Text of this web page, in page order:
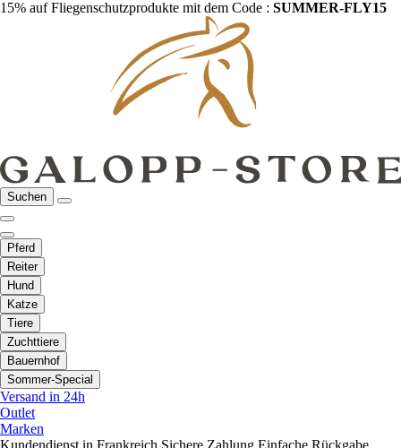
15% auf Fliegenschutzprodukte mit dem Code : SUMMER-FLY15
Suchen
Pferd
Reiter
Hund
Katze
Tiere
Zuchttiere
Bauernhof
Sommer-Special
Versand in 24h
Outlet
Marken